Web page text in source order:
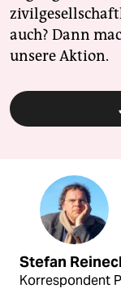
auch? Dann
unsere Aktion.
Stefan
Korrespondent